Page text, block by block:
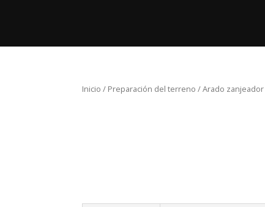
Inicio / Preparación del terreno / Arado zanjeador